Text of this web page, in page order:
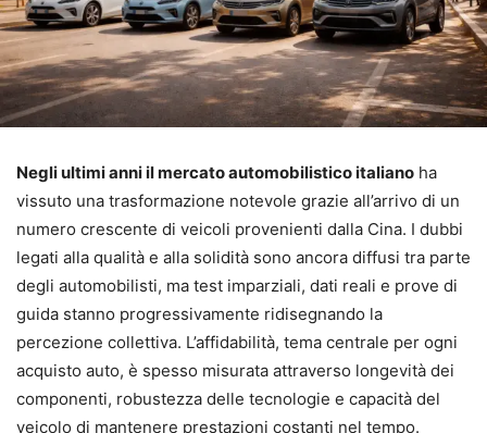
Negli ultimi anni il mercato automobilistico italiano ha
vissuto una trasformazione notevole grazie all’arrivo di un
numero crescente di veicoli provenienti dalla Cina. I dubbi
legati alla qualità e alla solidità sono ancora diffusi tra parte
degli automobilisti, ma test imparziali, dati reali e prove di
guida stanno progressivamente ridisegnando la
percezione collettiva. L’affidabilità, tema centrale per ogni
acquisto auto, è spesso misurata attraverso longevità dei
componenti, robustezza delle tecnologie e capacità del
veicolo di mantenere prestazioni costanti nel tempo.